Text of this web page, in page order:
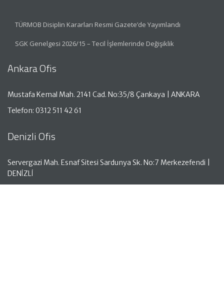
TÜRMOB Disiplin Kararları Resmi Gazete’de Yayımlandı
SGK Genelgesi 2026/15 – Tecil İşlemlerinde Değişiklik
Ankara Ofis
Mustafa Kemal Mah. 2141 Cad. No:35/8 Çankaya | ANKARA
Telefon: 0312 511 42 61
Denizli Ofis
Servergazi Mah. Esnaf Sitesi Sardunya Sk. No:7 Merkezefendi |
DENİZLİ